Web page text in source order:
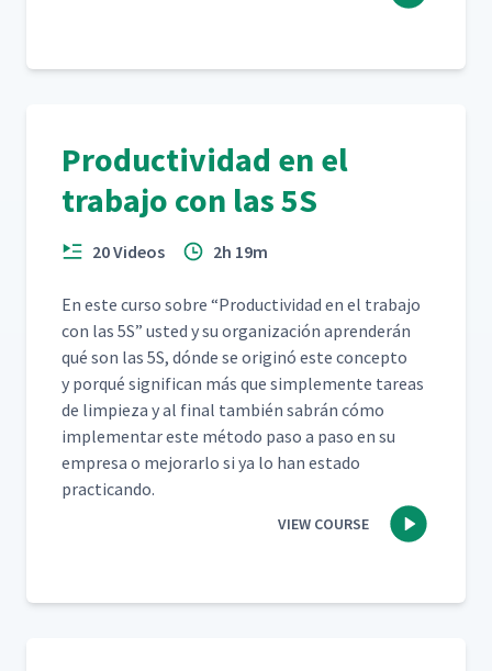
Productividad en el
trabajo con las 5S
20 Videos 2h 19m
En este cur­so sobre “Pro­duc­tivi­dad en el tra­ba­jo
con las 5S” ust­ed y su orga­ni­zación apren­derán
qué son las 5S, dónde se orig­inó este con­cep­to
y porqué sig­nif­i­can más que sim­ple­mente tar­eas
de limpieza y al final tam­bién sabrán cómo
imple­men­tar este méto­do paso a paso en su
empre­sa o mejo­rar­lo si ya lo han esta­do
practicando.
VIEW COURSE